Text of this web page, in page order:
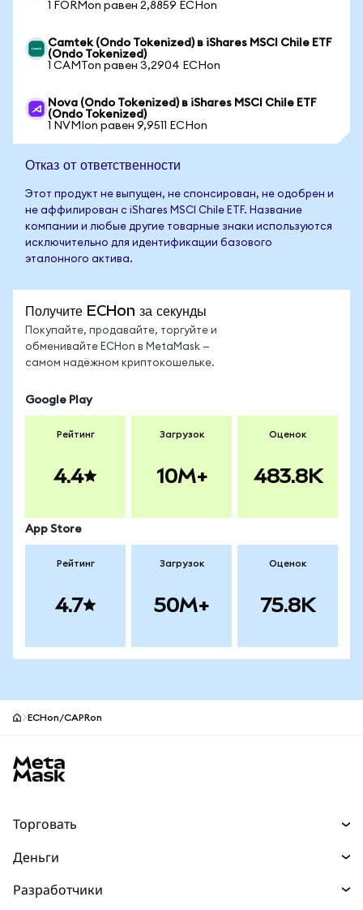
1 FORMon равен 2,8859 ECHon
Camtek (Ondo Tokenized) в iShares MSCI Chile ETF
(Ondo Tokenized)
1 CAMTon равен 3,2904 ECHon
Nova (Ondo Tokenized) в iShares MSCI Chile ETF
(Ondo Tokenized)
1 NVMIon равен 9,9511 ECHon
Отказ от ответственности
Этот продукт не выпущен, не спонсирован, не одобрен и
не аффилирован с iShares MSCI Chile ETF. Название
компании и любые другие товарные знаки используются
исключительно для идентификации базового
эталонного актива.
Получите ECHon за секунды
Покупайте, продавайте, торгуйте и
обменивайте ECHon в MetaMask —
самом надёжном криптокошельке.
Google Play
Рейтинг
4.4
Загрузок
10M+
Оценок
483.8K
App Store
Рейтинг
4.7
Загрузок
50M+
Оценок
75.8K
ECHon/CAPRon
Торговать
Прогнозы
Деньги
Разработчики